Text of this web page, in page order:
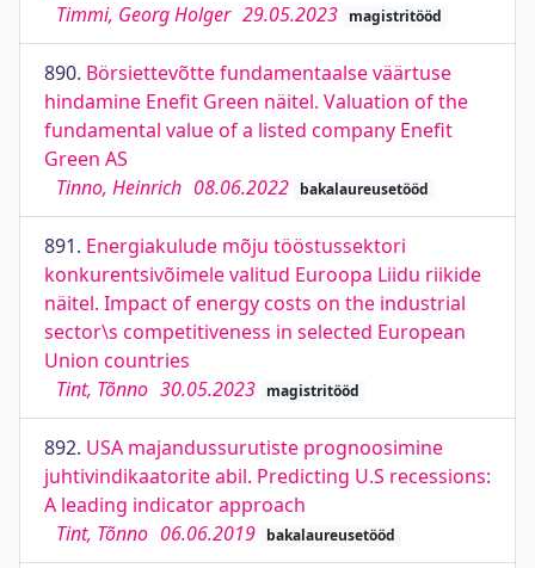
Timmi, Georg Holger 29.05.2023 magistritööd
890. Börsiettevõtte fundamentaalse väärtuse
hindamine Enefit Green näitel. Valuation of the
fundamental value of a listed company Enefit
Green AS
Tinno, Heinrich 08.06.2022 bakalaureusetööd
891. Energiakulude mõju tööstussektori
konkurentsivõimele valitud Euroopa Liidu riikide
näitel. Impact of energy costs on the industrial
sector\s competitiveness in selected European
Union countries
Tint, Tõnno 30.05.2023 magistritööd
892. USA majandussurutiste prognoosimine
juhtivindikaatorite abil. Predicting U.S recessions:
A leading indicator approach
Tint, Tõnno 06.06.2019 bakalaureusetööd